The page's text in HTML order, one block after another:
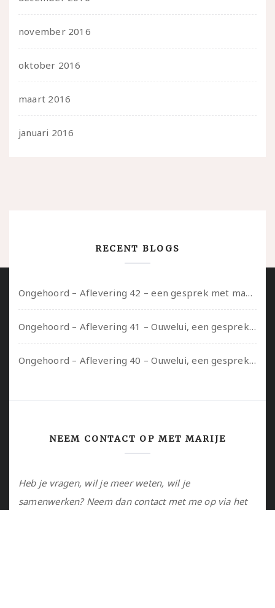
november 2016
oktober 2016
maart 2016
januari 2016
RECENT BLOGS
Ongehoord – Aflevering 42 – een gesprek met marijn over seksueel opbloeien, het ouderschap uitvinden en verschillende leeftijden in je mee dragen
Ongehoord – Aflevering 41 – Ouwelui, een gesprek met Marcelle over polyamorie op latere leeftijd, (mantel)zorg voor je partners en seksueel plezier.
Ongehoord – Aflevering 40 – Ouwelui, een gesprek met Sadie Lune over vormende relaties en de geschiedenis van de queer pornobeweging
NEEM CONTACT OP MET MARIJE
Heb je vragen, wil je meer weten, wil je
samenwerken? Neem dan contact met me op via het